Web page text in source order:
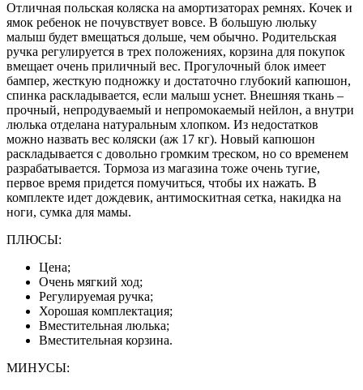
Отличная польская коляска на амортизаторах ремнях. Кочек и
ямок ребенок не почувствует вовсе. В большую люльку
малыш будет вмещаться дольше, чем обычно. Родительская
ручка регулируется в трех положениях, корзина для покупок
вмещает очень приличный вес. Прогулочный блок имеет
бампер, жесткую подножку и достаточно глубокий капюшон,
спинка раскладывается, если малыш уснет. Внешняя ткань –
прочный, непродуваемый и непромокаемый нейлон, а внутри
люлька отделана натуральным хлопком. Из недостатков
можно назвать вес коляски (аж 17 кг). Новый капюшон
раскладывается с довольно громким треском, но со временем
разрабатывается. Тормоза из магазина тоже очень тугие,
первое время придется помучиться, чтобы их нажать. В
комплекте идет дождевик, антимоскитная сетка, накидка на
ноги, сумка для мамы.
ПЛЮСЫ:
Цена;
Очень мягкий ход;
Регулируемая ручка;
Хорошая комплектация;
Вместительная люлька;
Вместительная корзина.
МИНУСЫ: